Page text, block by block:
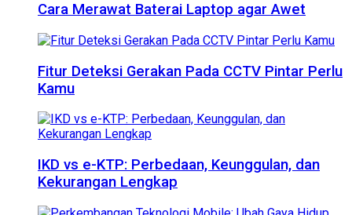
Cara Merawat Baterai Laptop agar Awet
Fitur Deteksi Gerakan Pada CCTV Pintar Perlu
Kamu
IKD vs e-KTP: Perbedaan, Keunggulan, dan
Kekurangan Lengkap